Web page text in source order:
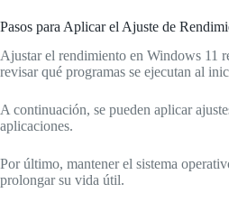
Pasos para Aplicar el Ajuste de
Ajustar el rendimiento en Windows 11
revisar qué programas se ejecutan al
A continuación, se pueden aplicar
aplicaciones.
Por último, mantener el sistema
prolongar su vida útil.